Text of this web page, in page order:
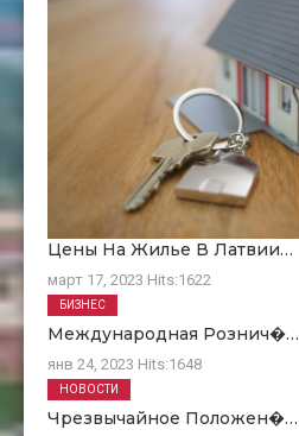
Цены На Жилье В Латвии…
март 17, 2023 Hits:1622
Международная Рознич�…
янв 24, 2023 Hits:1648
БИЗНЕС
Чрезвычайное Положен�…
НОВОСТИ